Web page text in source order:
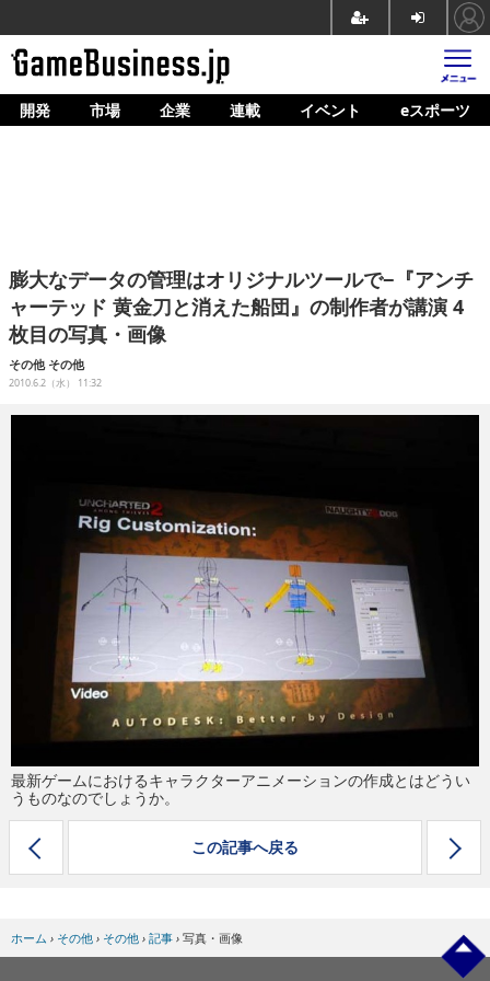
ホーム
企業動向
人材育成
産業政策
eスポーツ
開発 市場 企業 連載 イベント eスポーツ
膨大なデータの管理はオリジナルツールで−『アンチ
ャーテッド 黄金刀と消えた船団』の制作者が講演 4
枚目の写真・画像
その他 その他
2010.6.2（水） 11:32
最新ゲームにおけるキャラクターアニメーションの作成とはどうい
うものなのでしょうか。
この記事へ戻る
ホーム › その他 › その他 › 記事 › 写真・画像